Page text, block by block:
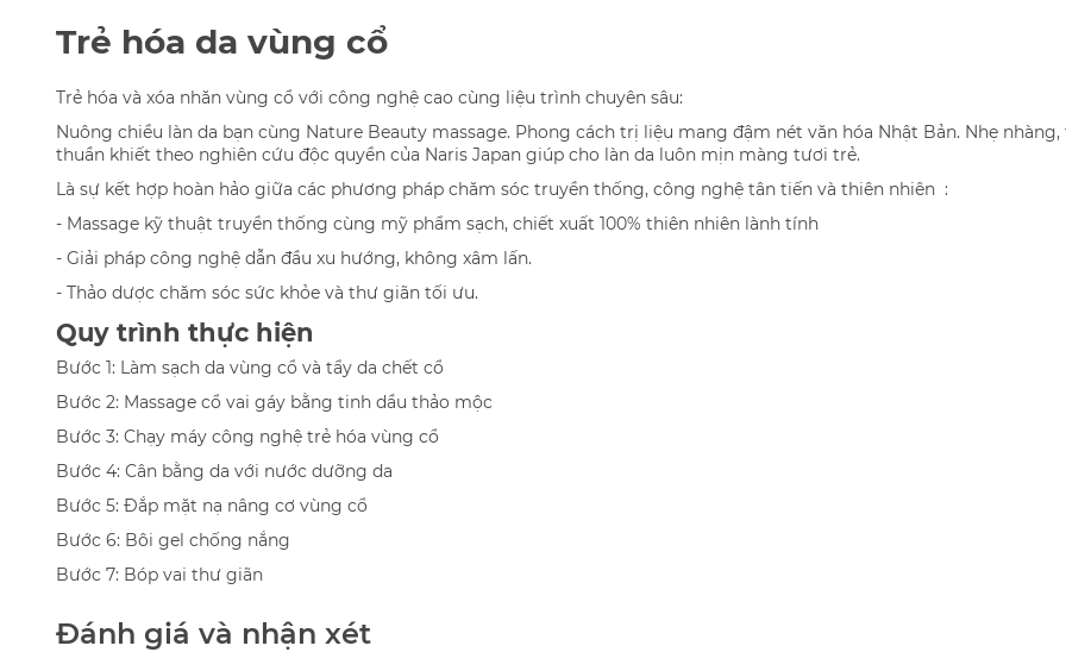
Trẻ hóa da vùng cổ
Trẻ hóa và xóa nhăn vùng cổ với công nghệ cao cùng liệu trình chuyên sâu:
Nuông chiều làn da bạn cùng Nature Beauty massage. Phong cách trị liệu mang đậm nét văn hóa Nhật Bản. Nhẹ
thuần khiết theo nghiên cứu độc quyền của Naris Japan giúp cho làn da luôn mịn màng tươi trẻ.
Là sự kết hợp hoàn hảo giữa các phương pháp chăm sóc truyền thống, công nghệ tân tiến và thiên nhiên :
- Massage kỹ thuật truyền thống cùng mỹ phẩm sạch, chiết xuất 100% thiên nhiên lành tính
- Giải pháp công nghệ dẫn đầu xu hướng, không xâm lấn.
- Thảo dược chăm sóc sức khỏe và thư giãn tối ưu.
Quy trình thực hiện
Bước 1: Làm sạch da vùng cổ và tẩy da chết cổ
Bước 2: Massage cổ vai gáy bằng tinh dầu thảo mộc
Bước 3: Chạy máy công nghệ trẻ hóa vùng cổ
Bước 4: Cân bằng da với nước dưỡng da
Bước 5: Đắp mặt nạ nâng cơ vùng cổ
Bước 6: Bôi gel chống nắng
Bước 7: Bóp vai thư giãn
Đánh giá và nhận xét